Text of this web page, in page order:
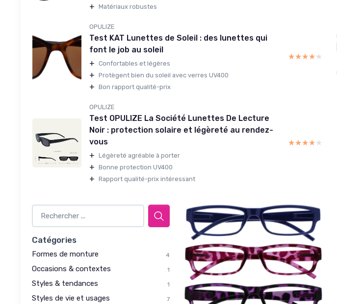
+ Matériaux robustes
OPULIZE
Test KAT Lunettes de Soleil : des lunettes qui
font le job au soleil
+ Confortables et légères
+ Protègent bien du soleil avec verres UV400
+ Bon rapport qualité-prix
★★★★★
★★★★★
OPULIZE
Test OPULIZE La Société Lunettes De Lecture
Noir : protection solaire et légèreté au rendez-
vous
+ Légèreté agréable à porter
+ Bonne protection UV400
+ Rapport qualité-prix intéressant
★★★★★
★★★★★
Catégories
Formes de monture 4
Occasions & contextes 1
Styles & tendances 1
Styles de vie et usages 7